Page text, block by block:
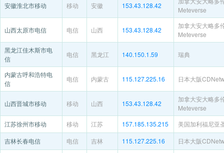
安徽淮北市移动 移动 安徽 153.43.128.42
Meteverse
山西太原市电信 电信 山西 153.43.128.42
加拿大安大略多
Meteverse
黑龙江佳木斯市电
信
电信 黑龙江 140.150.1.59 瑞典
内蒙古呼和浩特电
信
电信 内蒙古 115.127.225.16 日本大阪
山西晋城市移动 移动 山西 153.43.128.42
加拿大安大略多
Meteverse
江苏徐州市移动
移动 江苏 157.185.135.215
美国加利福尼亚
吉林长春电信
电信 吉林 115.127.225.16
日本大阪